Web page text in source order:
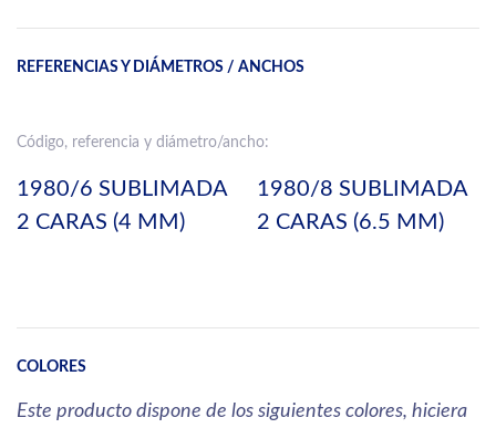
REFERENCIAS Y DIÁMETROS / ANCHOS
Código, referencia y diámetro/ancho:
1980/6 SUBLIMADA
2 CARAS (4 MM)
1980/8 SUBLIMADA
2 CARAS (6.5 MM)
COLORES
Este producto dispone de los siguientes colores, hiciera